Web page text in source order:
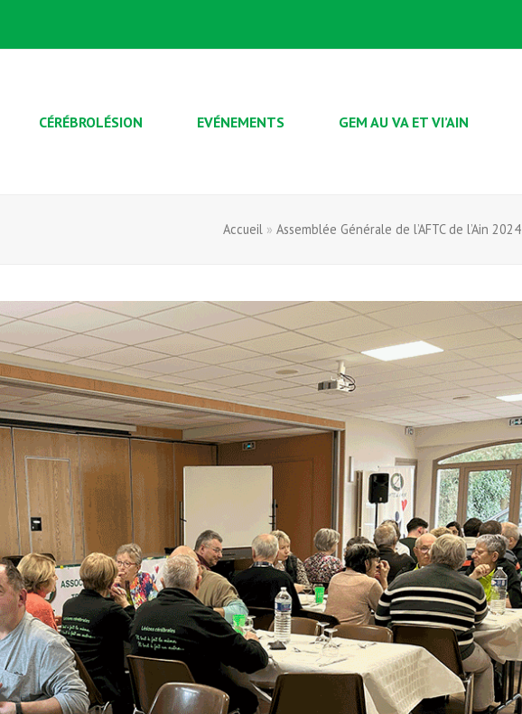
CÉRÉBROLÉSION EVÉNEMENTS GEM AU VA ET VI’AIN
Accueil » Assemblée Générale de l’AFTC de l’Ain 2024